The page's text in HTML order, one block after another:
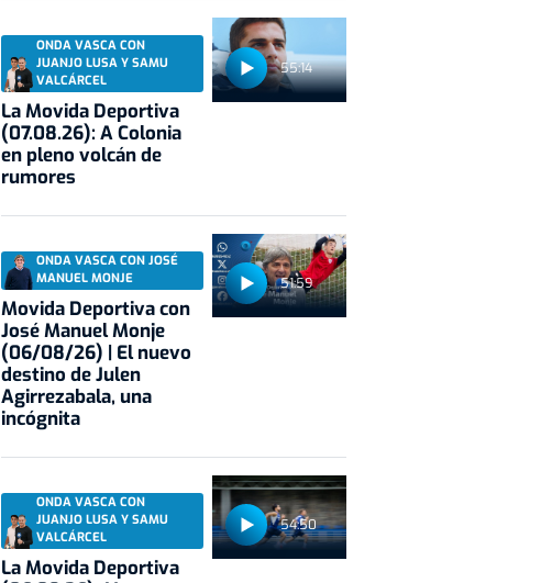
55:14
ONDA VASCA CON
JUANJO LUSA Y SAMU
VALCÁRCEL
La Movida Deportiva
(07.08.26): A Colonia
en pleno volcán de
rumores
51:59
ONDA VASCA CON JOSÉ
MANUEL MONJE
Movida Deportiva con
José Manuel Monje
(06/08/26) | El nuevo
destino de Julen
Agirrezabala, una
incógnita
54:50
ONDA VASCA CON
JUANJO LUSA Y SAMU
VALCÁRCEL
La Movida Deportiva